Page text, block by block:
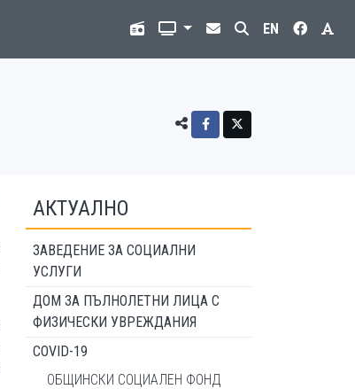
EN
АКТУАЛНО
ЗАВЕДЕНИЕ ЗА СОЦИАЛНИ
УСЛУГИ
ДОМ ЗА ПЪЛНОЛЕТНИ ЛИЦА С
ФИЗИЧЕСКИ УВРЕЖДАНИЯ
COVID-19
ОБЩИНСКИ СОЦИАЛЕН ФОНД